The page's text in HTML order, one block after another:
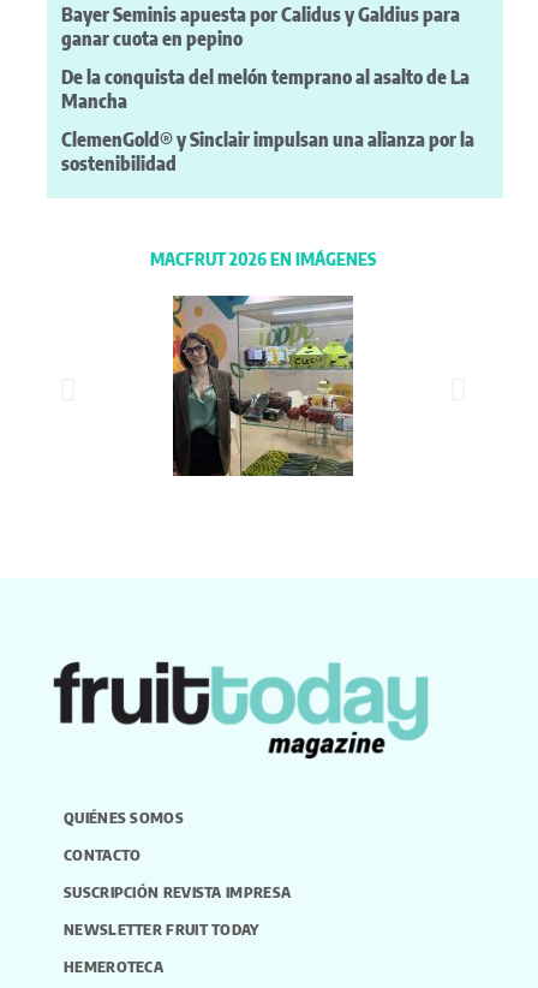
Bayer Seminis apuesta por Calidus y Galdius para
ganar cuota en pepino
De la conquista del melón temprano al asalto de La
Mancha
ClemenGold® y Sinclair impulsan una alianza por la
sostenibilidad
MACFRUT 2026 EN IMÁGENES
QUIÉNES SOMOS
CONTACTO
SUSCRIPCIÓN REVISTA IMPRESA
NEWSLETTER FRUIT TODAY
HEMEROTECA